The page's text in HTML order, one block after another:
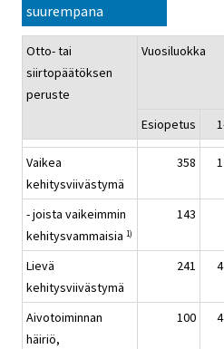
suurempana
Otto- tai
siirtopäätöksen
peruste
Vuosiluokka
Esiopetus
Vaikea
kehitysviivästymä
358
- joista vaikeimmin
kehitysvammaisia 1)
143
Lievä
kehitysviivästymä
241
Aivotoiminnan
häiriö,
100